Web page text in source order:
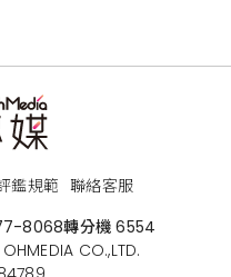
鑑規範 聯絡客服
8068轉分機 6554
CO.,LTD.